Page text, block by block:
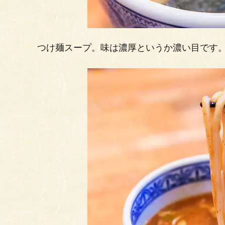
つけ麺スープ。味は濃厚というか濃い目です